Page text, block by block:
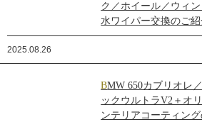
ク／ホイール／ウィ
水ワイパー交換のご
2025.08.26
BMW 650カブリオレ／ファインラボ セラミ
ックウルトラV2＋オ
ンテリアコーティン